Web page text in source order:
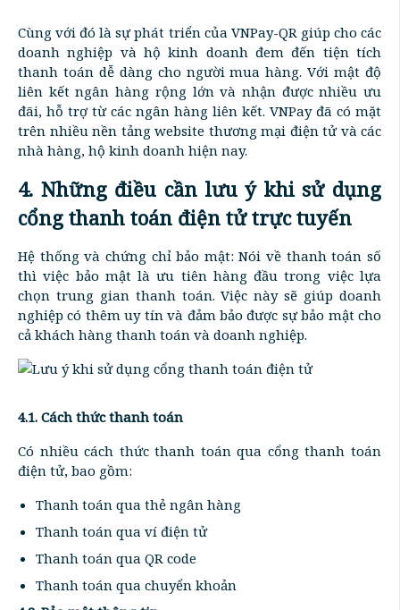
Cùng với đó là sự phát triển của VNPay-QR giúp cho các
doanh nghiệp và hộ kinh doanh đem đến tiện tích
thanh toán dễ dàng cho người mua hàng. Với mật độ
liên kết ngân hàng rộng lớn và nhận được nhiều ưu
đãi, hỗ trợ từ các ngân hàng liên kết. VNPay đã có mặt
trên nhiều nền tảng website thương mại điện tử và các
nhà hàng, hộ kinh doanh hiện nay.
4. Những điều cần lưu ý khi sử dụng
cổng thanh toán điện tử trực tuyến
Hệ thống và chứng chỉ bảo mật: Nói về thanh toán số
thì việc bảo mật là ưu tiên hàng đầu trong việc lựa
chọn trung gian thanh toán. Việc này sẽ giúp doanh
nghiệp có thêm uy tín và đảm bảo được sự bảo mật cho
cả khách hàng thanh toán và doanh nghiệp.
4.1. Cách thức thanh toán
Có nhiều cách thức thanh toán qua cổng thanh toán
điện tử, bao gồm:
Thanh toán qua thẻ ngân hàng
Thanh toán qua ví điện tử
Thanh toán qua QR code
Thanh toán qua chuyển khoản